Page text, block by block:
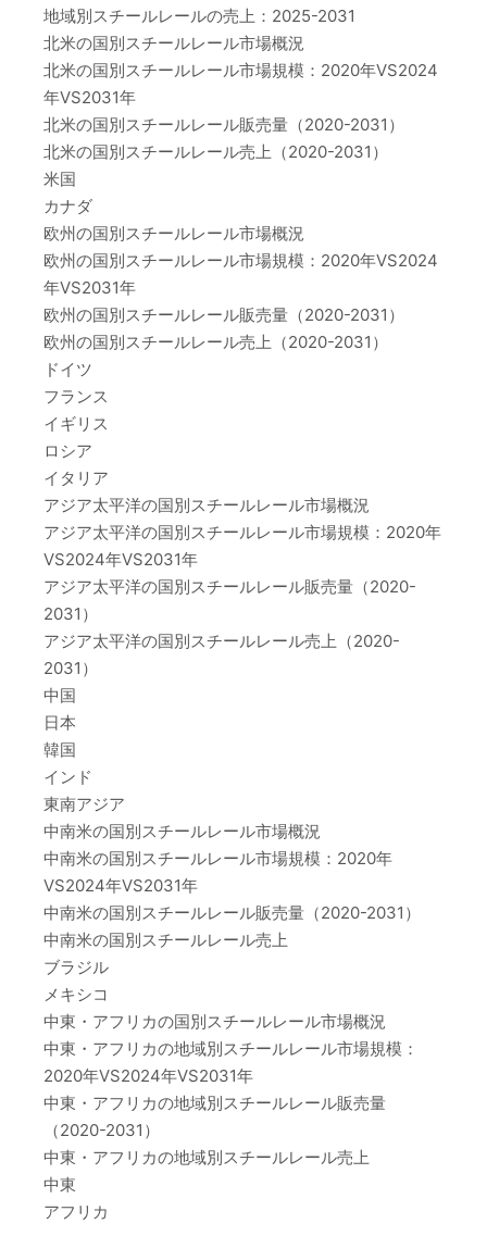
地域別スチールレールの売上：2025-2031
北米の国別スチールレール市場概況
北米の国別スチールレール市場規模：2020年VS2024
年VS2031年
北米の国別スチールレール販売量（2020-2031）
北米の国別スチールレール売上（2020-2031）
米国
カナダ
欧州の国別スチールレール市場概況
欧州の国別スチールレール市場規模：2020年VS2024
年VS2031年
欧州の国別スチールレール販売量（2020-2031）
欧州の国別スチールレール売上（2020-2031）
ドイツ
フランス
イギリス
ロシア
イタリア
アジア太平洋の国別スチールレール市場概況
アジア太平洋の国別スチールレール市場規模：2020年
VS2024年VS2031年
アジア太平洋の国別スチールレール販売量（2020-
2031）
アジア太平洋の国別スチールレール売上（2020-
2031）
中国
日本
韓国
インド
東南アジア
中南米の国別スチールレール市場概況
中南米の国別スチールレール市場規模：2020年
VS2024年VS2031年
中南米の国別スチールレール販売量（2020-2031）
中南米の国別スチールレール売上
ブラジル
メキシコ
中東・アフリカの国別スチールレール市場概況
中東・アフリカの地域別スチールレール市場規模：
2020年VS2024年VS2031年
中東・アフリカの地域別スチールレール販売量
（2020-2031）
中東・アフリカの地域別スチールレール売上
中東
アフリカ